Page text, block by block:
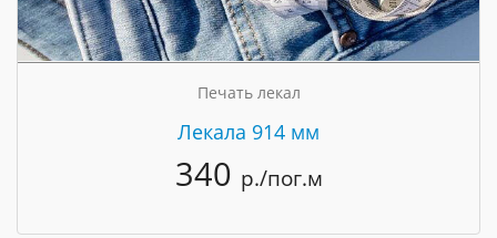
Печать лекал
Лекала 914 мм
340 р./пог.м